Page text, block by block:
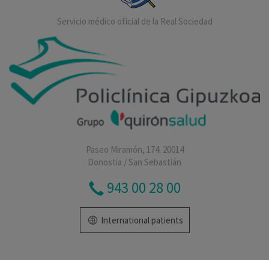
Servicio médico oficial de la Real Sociedad
Paseo Miramón, 174. 20014
Donostia / San Sebastián
943 00 28 00
International patients